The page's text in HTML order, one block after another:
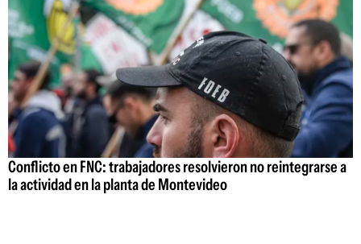
Conflicto en FNC: trabajadores resolvieron no reintegrarse a
la actividad en la planta de Montevideo